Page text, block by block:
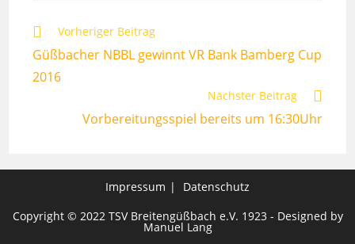
Weitere
Artikel
ansehen
Vorheriger Beitrag
Güßbacher NBBL gewinnt VR Bank Bamberg Cup
2016
Nächster Beitrag
Vorbereitungsspiel bereits um 16:30Uhr
Impressum
Datenschutz
Copyright © 2022 TSV Breitengüßbach e.V. 1923 - Designed by
Manuel Lang